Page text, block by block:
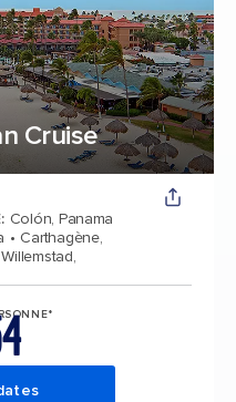
Cruise
: Colón, Panama
Carthagène,
Willemstad,